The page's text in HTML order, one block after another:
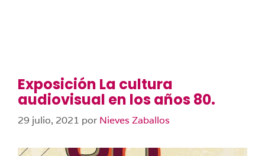
Exposición La cultura
audiovisual en los años 80.
29 julio, 2021 por Nieves Zaballos